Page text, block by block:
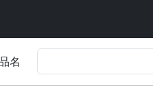
名